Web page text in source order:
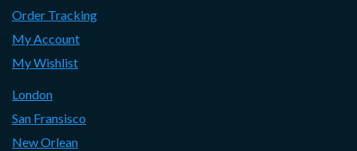
Order Tracking
My Account
My Wishlist
London
San Fransisco
New Orlean